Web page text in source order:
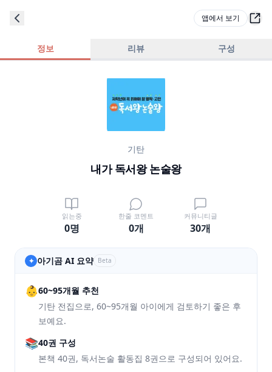
앱에서 보기
정보 리뷰 구성
기탄
내가 독서왕 논술왕
읽는중
0명
한줄 코멘트
0개
커뮤니티글
30개
✦ 아기곰 AI 요약 Beta
👶60~95개월 추천
기탄 전집으로, 60~95개월 아이에게 검토하기 좋은 후
보예요.
📚40권 구성
본책 40권, 독서논술 활동집 8권으로 구성되어 있어요.